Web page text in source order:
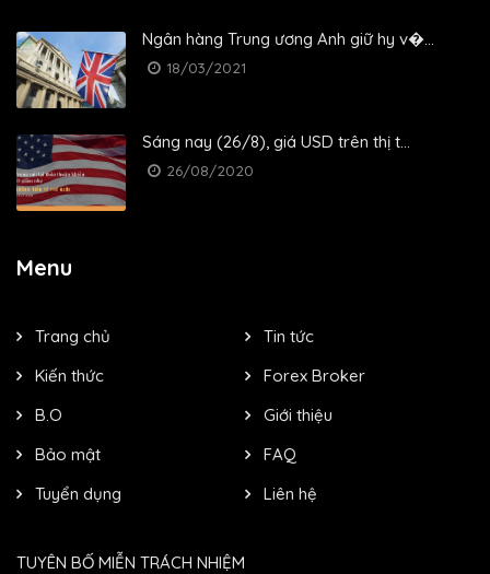
Ngân hàng Trung ương Anh giữ hy v�...
18/03/2021
Sáng nay (26/8), giá USD trên thị t...
26/08/2020
Menu
Trang chủ
Tin tức
Kiến thức
Forex Broker
B.O
Giới thiệu
Bảo mật
FAQ
Tuyển dụng
Liên hệ
TUYÊN BỐ MIỄN TRÁCH NHIỆM